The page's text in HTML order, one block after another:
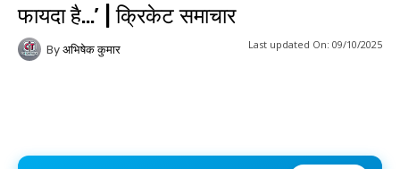
फायदा है…’ | क्रिकेट समाचार
By अभिषेक कुमार Last updated On: 09/10/2025